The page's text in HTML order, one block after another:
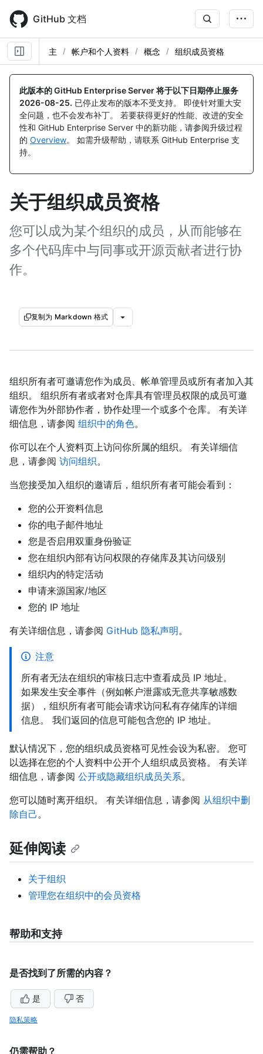
main
content
GitHub 文档
主 帐户和个人资料 概念 组织成员资格
此版本的 GitHub Enterprise Server 将于以下日期停止服务
2026-08-25. 已停止发布的版本不受支持。 即使针对重大安
全问题，也不会发布补丁。 若要获得更好的性能、改进的安全
性和 GitHub Enterprise Server 中的新功能，请参阅升级过程
的 Overview。 如需升级帮助，请联系 GitHub Enterprise 支
持。
关于组织成员资格
您可以成为某个组织的成员，从而能够在
多个代码库中与同事或开源贡献者进行协
作。
复制为 Markdown 格式
组织所有者可邀请您作为成员、帐单管理员或所有者加入其
组织。 组织所有者或者对仓库具有管理员权限的成员可邀
请您作为外部协作者，协作处理一个或多个仓库。 有关详
细信息，请参阅 组织中的角色。
你可以在个人资料页上访问你所属的组织。 有关详细信
息，请参阅 访问组织。
当您接受加入组织的邀请后，组织所有者可能会看到：
您的公开资料信息
你的电子邮件地址
您是否启用双重身份验证
您在组织内部有访问权限的存储库及其访问级别
组织内的特定活动
申请来源国家/地区
您的 IP 地址
有关详细信息，请参阅 GitHub 隐私声明。
注意
所有者无法在组织的审核日志中查看成员 IP 地址。
如果发生安全事件（例如帐户泄露或无意共享敏感数
据），组织所有者可能会请求访问私有存储库的详细
信息。 我们返回的信息可能包含您的 IP 地址。
默认情况下，您的组织成员资格可见性会设为私密。 您可
以选择在您的个人资料中公开个人组织成员资格。 有关详
细信息，请参阅 公开或隐藏组织成员关系。
您可以随时离开组织。 有关详细信息，请参阅 从组织中删
除自己。
延伸阅读
关于组织
管理您在组织中的会员资格
帮助和支持
是否找到了所需的内容？
是 否
隐私策略
仍需帮助？